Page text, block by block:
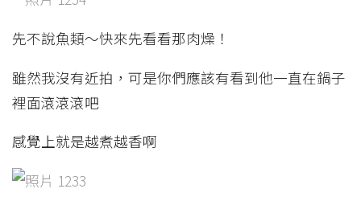
先不說魚類～快來先看看那肉燥！
雖然我沒有近拍，可是你們應該有看到他一直在鍋子
裡面滾滾滾吧
感覺上就是越煮越香啊